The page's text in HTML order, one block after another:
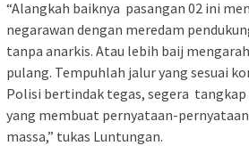
“Alangkah baiknya pasangan 02 ini
negarawan dengan meredam
tanpa anarkis. Atau lebih baij
pulang. Tempuhlah jalur yang sesuai
Polisi bertindak tegas, segera
yang membuat pernyataan-
massa,” tukas Luntungan.